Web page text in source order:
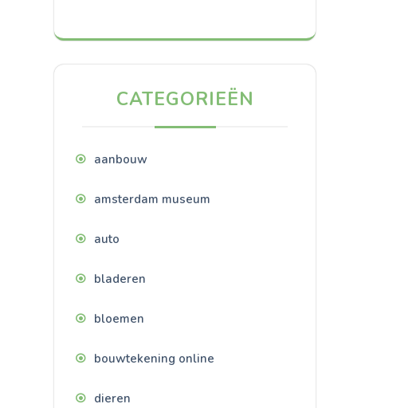
CATEGORIEËN
aanbouw
amsterdam museum
auto
bladeren
bloemen
bouwtekening online
dieren